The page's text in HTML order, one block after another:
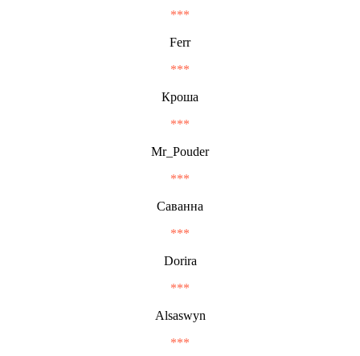
***
Ferr
***
Кpоша
***
Mr_Pouder
***
Саванна
***
Dorira
***
Alsaswyn
***